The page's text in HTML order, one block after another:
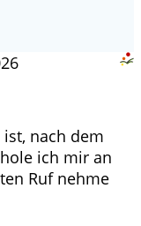
nach dem
ich mir an
Ruf nehme